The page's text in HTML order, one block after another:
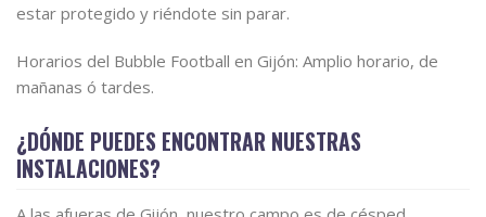
estar protegido y riéndote sin parar.
Horarios del Bubble Football en Gijón: Amplio horario, de
mañanas ó tardes.
¿DÓNDE PUEDES ENCONTRAR NUESTRAS
INSTALACIONES?